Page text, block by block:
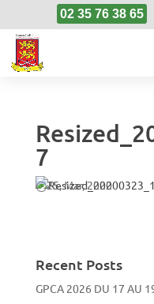
02 35 76 38 65
7
25, Mar, 2020
Recent Posts
GPCA 2026 DU 17 AU